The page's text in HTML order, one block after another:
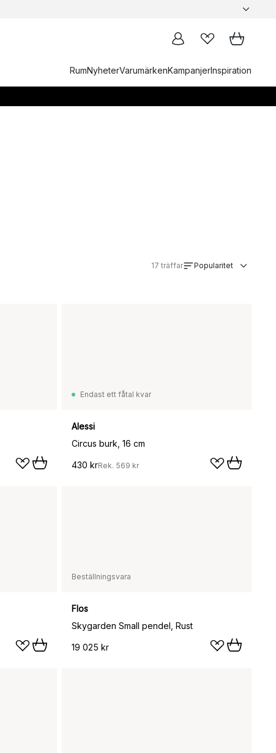
RumNyheterVarumärkenKampanjerInspiration
17 träffar Popularitet
Endast ett fåtal kvar
Alessi
Circus burk, 16 cm
430 krRek. 569 kr
Beställningsvara
Flos
Skygarden Small pendel, Rust
19 025 kr